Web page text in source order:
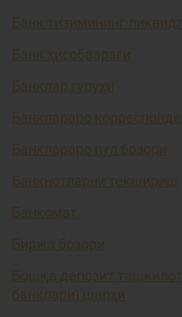
Банк тизимининг
Банк ҳисобварағи
Банклар гуруҳи
Банклараро
Банклараро пул бозори
Банкнотларни текшириш
Банкомат
Биржа бозори
Бошқа депозит
банклари) шарҳи